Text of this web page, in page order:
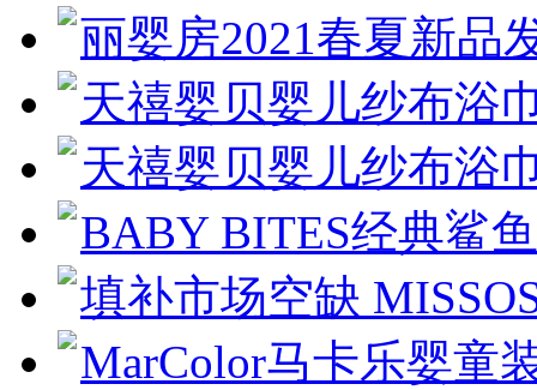
丽婴房2021春夏新品
天禧婴贝婴儿纱布浴
天禧婴贝婴儿纱布浴
BABY BITES经典鲨
填补市场空缺
MarColor马卡乐婴童